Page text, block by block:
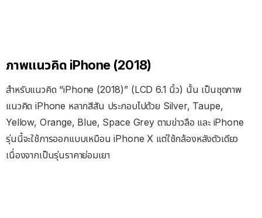
ภาพแนวคิด iPhone (2018)
สำหรับแนวคิด “iPhone (2018)” (LCD 6.1 นิ้ว) นั้น เป็นชุดภาพ
แนวคิด iPhone หลากสีสัน ประกอบไปด้วย Silver, Taupe,
Yellow, Orange, Blue, Space Grey ตามข่าวลือ และ iPhone
รุ่นนี้จะใช้การออกแบบเหมือน iPhone X แต่ใช้กล้องหลังตัวเดียว
เนื่องจากเป็นรุ่นราคาย่อมเยา